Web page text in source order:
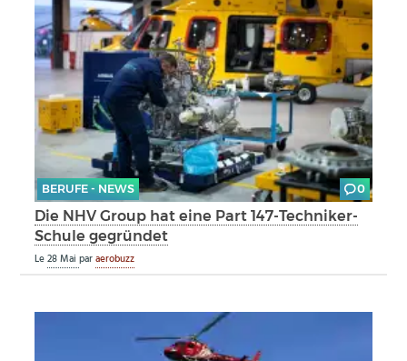
BERUFE - NEWS 0
Die NHV Group hat eine Part 147-Techniker-
Schule gegründet
Le28 Maiparaerobuzz